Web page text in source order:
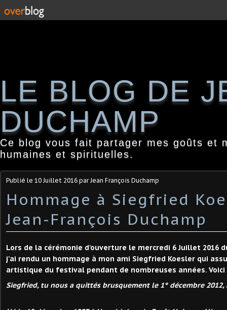
LE BLOG DE
DUCHAMP
Ce blog vous fait partager mes goûts et
humaines et spirituelles.
Publié le 10 Juillet 2016 par Jean François Duchamp
Hommage à Siegfried
Jean-François Duchamp
Lors de la cérémonie d'ouverture le mercredi 6 Juillet 2016
j'ai rendu un hommage à mon ami Siegfried Koesler qui
artistique du festival pendant de nombreuses années.
Siegfried, tu nous a quittés brusquement le 1° décembre 2012,